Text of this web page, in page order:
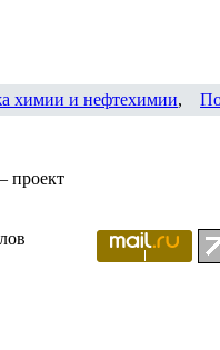
химии и нефтехимии,
проект